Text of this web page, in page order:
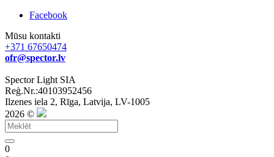
Facebook
Mūsu kontakti
+371 67650474
ofr@spector.lv
Spector Light SIA
Reģ.Nr.:40103952456
Ilzenes iela 2, Rīga, Latvija, LV-1005
2026 ©
0